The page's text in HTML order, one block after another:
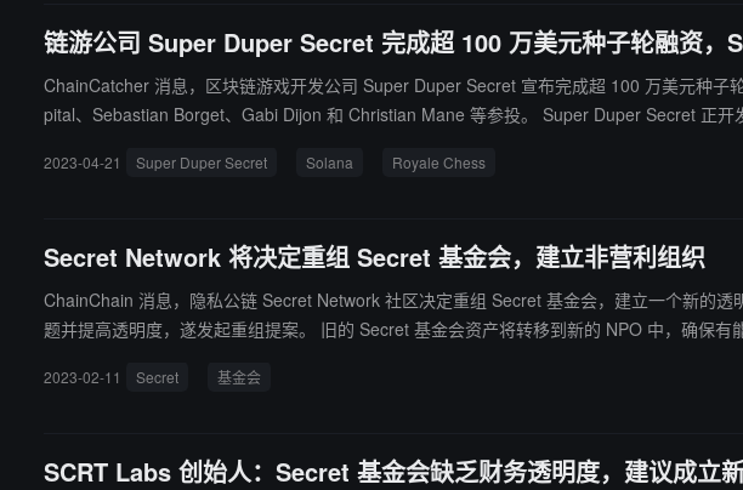
链游公司 Super Duper Secret 完成超 100 万美元种子轮融资
ChainCatcher 消息，区块链游戏开发公司 Super Duper Secret 宣布完成超 100 万美元种
pital、Sebastian Borget、Gabi Dijon 和 Christian Mane 等参投。 Super Duper Secret 正开发“大逃杀”类型的国际象棋游戏“Royale Chess”，该项目会为玩家创建匿名托管钱包，并在链上存储用户在游戏生
2023-04-21 Super Duper Secret Solana Royale Chess
Secret Network 将决定重组 Secret 基金会，建立非营利组织
ChainChain 消息，隐私公链 Secret Network 社区决定重组 Secret 基金会，建立一个新的
题并提高透明度，遂发起重组提案。 旧的 Secret 基金会资产将转移到新的 NPO 中，确保有能力的团队成员薪酬和福利不受此次转移影响。NPO 将提供其活动的年度账目，包括 KPI、预算和目标，基金会年
2023-02-11 Secret 基金会
SCRT Labs 创始人：Secret 基金会缺乏财务透明度，建议成立